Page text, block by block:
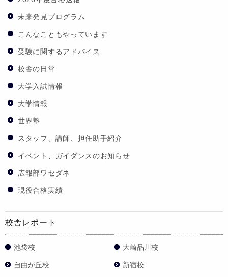
未来発見プログラム
こんなこともやっています
受験に関するアドバイス
校舎の日常
大学入試情報
大学情報
世界塾
スタッフ、講師、担任助手紹介
イベント、ガイダンスのお知らせ
広報部ワセダネ
現役合格実績
校舎レポート
池袋校 大崎品川校
自由が丘校 新宿校